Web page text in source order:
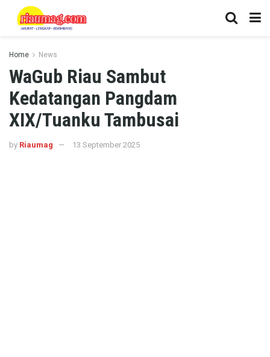
Home News
WaGub Riau Sambut
Kedatangan Pangdam
XIX/Tuanku Tambusai
by Riaumag 13 September 2025